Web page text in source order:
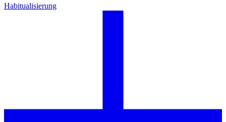
Habitualisierung